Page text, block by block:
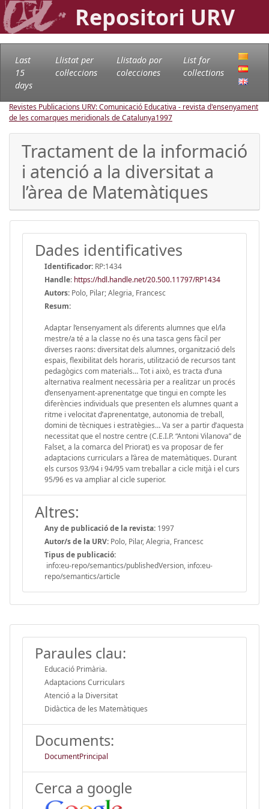
Repositori URV
Last
15
days
Llistat per
col·leccions
Llistado por
colecciones
List for
collections
Revistes Publicacions URV: Comunicació Educativa - revista d'ensenyament
de les comarques meridionals de Catalunya1997
Tractament de la informació
i atenció a la diversitat a
l’àrea de Matemàtiques
Dades identificatives
Identificador: RP:1434
Handle: https://hdl.handle.net/20.500.11797/RP1434
Autors: Polo, Pilar; Alegria, Francesc
Resum:
Adaptar l’ensenyament als diferents alumnes que el/la
mestre/a té a la classe no és una tasca gens fàcil per
diverses raons: diversitat dels alumnes, organització dels
espais, flexibilitat dels horaris, utilització de recursos tant
pedagògics com materials… Tot i això, es tracta d’una
alternativa realment necessària per a realitzar un procés
d’ensenyament-aprenentatge que tingui en compte les
diferències individuals que presenten els alumnes quant a
ritme i velocitat d’aprenentatge, autonomia de treball,
domini de tècniques i estratègies… Va ser a partir d’aquesta
necessitat que el nostre centre (C.E.I.P. “Antoni Vilanova” de
Falset, a la comarca del Priorat) es va proposar de fer
adaptacions curriculars a l’àrea de matemàtiques. Durant
els cursos 93/94 i 94/95 vam treballar a cicle mitjà i el curs
95/96 es va ampliar al cicle superior.
Altres:
Any de publicació de la revista: 1997
Autor/s de la URV: Polo, Pilar, Alegria, Francesc
Tipus de publicació:
info:eu-repo/semantics/publishedVersion, info:eu-
repo/semantics/article
Paraules clau:
Educació Primària.
Adaptacions Curriculars
Atenció a la Diversitat
Didàctica de les Matemàtiques
Documents:
DocumentPrincipal
Cerca a google